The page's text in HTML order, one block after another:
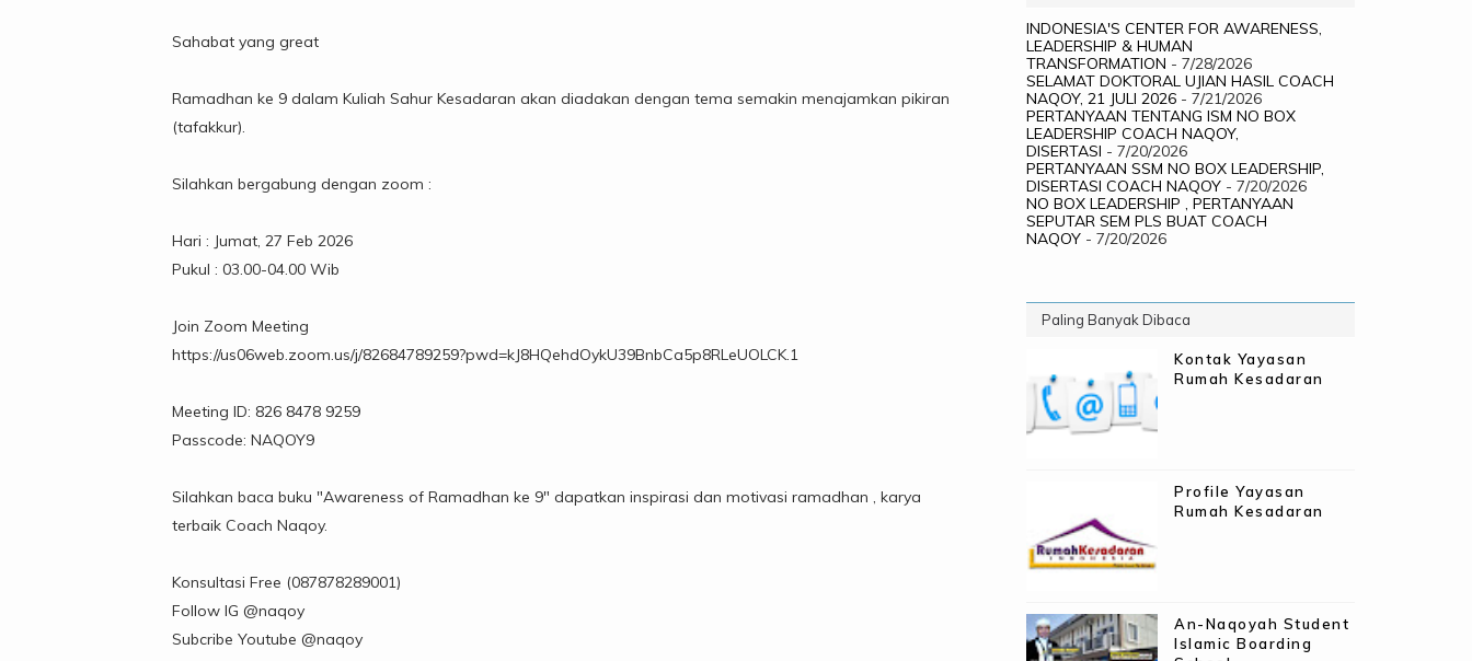
Sahabat yang great
Ramadhan ke 9 dalam Kuliah Sahur Kesadaran akan diadakan dengan tema semakin menajamkan pikiran
(tafakkur).
Silahkan bergabung dengan zoom :
Hari : Jumat, 27 Feb 2026
Pukul : 03.00-04.00 Wib
Join Zoom Meeting
https://us06web.zoom.us/j/82684789259?pwd=kJ8HQehdOykU39BnbCa5p8RLeUOLCK.1
Meeting ID: 826 8478 9259
Passcode: NAQOY9
Silahkan baca buku "Awareness of Ramadhan ke 9" dapatkan inspirasi dan motivasi ramadhan , karya
terbaik Coach Naqoy.
Konsultasi Free (087878289001)
Follow IG @naqoy
Subcribe Youtube @naqoy
INDONESIA'S CENTER FOR AWARENESS,
LEADERSHIP & HUMAN
TRANSFORMATION - 7/28/2026
SELAMAT DOKTORAL UJIAN HASIL COACH
NAQOY, 21 JULI 2026 - 7/21/2026
PERTANYAAN TENTANG ISM NO BOX
LEADERSHIP COACH NAQOY,
DISERTASI - 7/20/2026
PERTANYAAN SSM NO BOX LEADERSHIP,
DISERTASI COACH NAQOY - 7/20/2026
NO BOX LEADERSHIP , PERTANYAAN
SEPUTAR SEM PLS BUAT COACH
NAQOY - 7/20/2026
Paling Banyak Dibaca
Kontak Yayasan
Rumah Kesadaran
Profile Yayasan
Rumah Kesadaran
An-Naqoyah Student
Islamic Boarding